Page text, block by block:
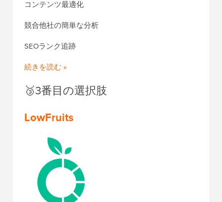
コンテンツ最適化
競合他社の簡単な分析
SEOランク追跡
続きを読む »
🥉3番目の選択肢
LowFruits